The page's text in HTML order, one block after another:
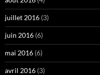
juillet 2016 (3)
juin 2016 (6)
mai 2016 (6)
avril 2016 (3)